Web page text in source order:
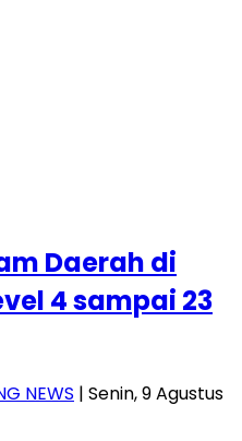
Daerah di
4 sampai 23
NEWS | Senin, 9 Agustus